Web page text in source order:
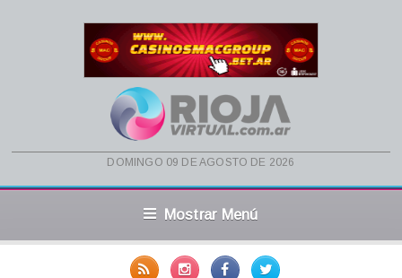
domingo 09 de agosto de 2026
Mostrar Menú